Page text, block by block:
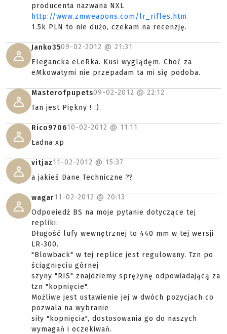
producenta nazwana NXL
http://www.zmweapons.com/lr_rifles.htm
1.5k PLN to nie dużo, czekam na recenzję.
Janko3509-02-2012 @ 21:31
Elegancka eLeRka. Kusi wyglądęm. Choć za
eMkowatymi nie przepadam ta mi się podoba.
Masterofpupets09-02-2012 @ 22:12
Tan jest Piękny ! :)
Rico970610-02-2012 @ 11:11
Ładna xp
vitjaz11-02-2012 @ 15:37
a jakieś Dane Techniczne ??
wagar11-02-2012 @ 20:13
Odpoeiedź BS na moje pytanie dotyczące tej
repliki:
Długość lufy wewnętrznej to 440 mm w tej wersji
LR-300.
"Blowback" w tej replice jest regulowany. Tzn po
ściągnięciu górnej
szyny "RIS" znajdziemy sprężynę odpowiadającą za
tzn "kopnięcie".
Możliwe jest ustawienie jej w dwóch pozycjach co
pozwala na wybranie
siły "kopnięcia", dostosowania go do naszych
wymagań i oczekiwań.